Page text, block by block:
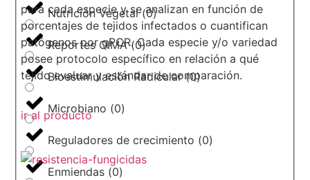
Nutrición Vegetal (0)
Reportes QIMA (0)
Bioestimulación Radicular (0)
Microbiano (0)
Reguladores de crecimiento (0)
Enmiendas (0)
para cada especie y se analizan en función de
porcentajes de tejidos infectados o cuantifican
patógenos por qPCR. Cada especie y/o variedad
posee protocolo específico en relación a qué
tejido evaluar y estándar de comparación.
ir al producto